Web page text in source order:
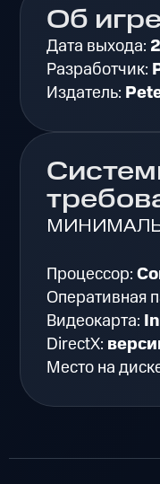
Об игре
Дата выхода:
Разработчик:
Издатель:
Процессор:
Оперативная
Видеокарта:
DirectX:
Место на